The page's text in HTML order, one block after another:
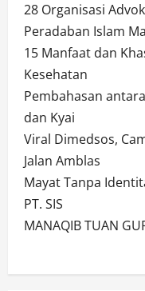
28 Organisasi
Peradaban Islam
15 Manfaat dan
Kesehatan
Pembahasan
dan Kyai
Viral Dimedsos,
Jalan Amblas
Mayat Tanpa
PT. SIS
MANAQIB TUAN